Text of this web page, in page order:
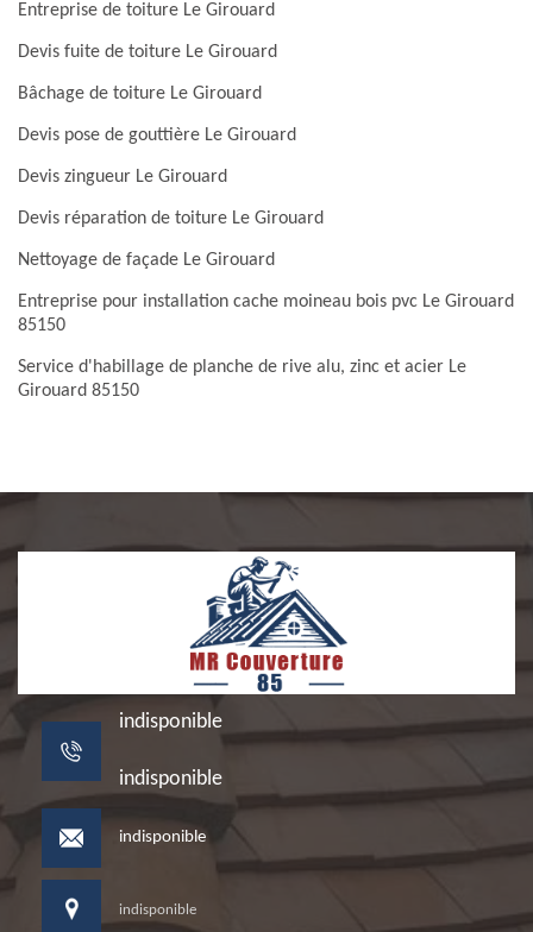
Entreprise de toiture Le Girouard
Devis fuite de toiture Le Girouard
Bâchage de toiture Le Girouard
Devis pose de gouttière Le Girouard
Devis zingueur Le Girouard
Devis réparation de toiture Le Girouard
Nettoyage de façade Le Girouard
Entreprise pour installation cache moineau bois pvc Le Girouard
85150
Service d'habillage de planche de rive alu, zinc et acier Le
Girouard 85150
indisponible
indisponible
indisponible
indisponible